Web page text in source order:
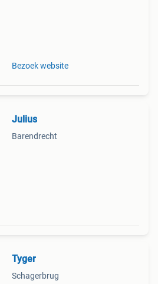
Bezoek website
Julius
Barendrecht
Tyger
Schagerbrug